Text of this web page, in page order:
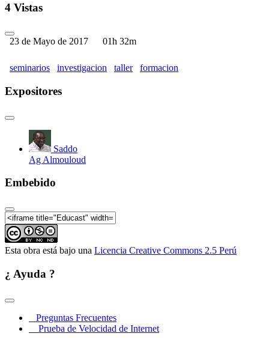
4 Vistas
23 de Mayo de 2017 01h 32m
seminarios investigacion taller formacion
Expositores
Saddo
Ag Almouloud
Embebido
Esta obra está bajo una Licencia Creative Commons 2.5 Perú
¿ Ayuda ?
Preguntas Frecuentes
Prueba de Velocidad de Internet